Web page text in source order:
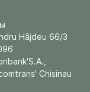
Hâjdeu 66/3
Chisinau